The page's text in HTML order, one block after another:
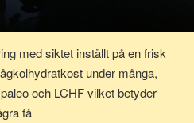
med siktet inställt på en frisk
under många,
och LCHF vilket betyder
få